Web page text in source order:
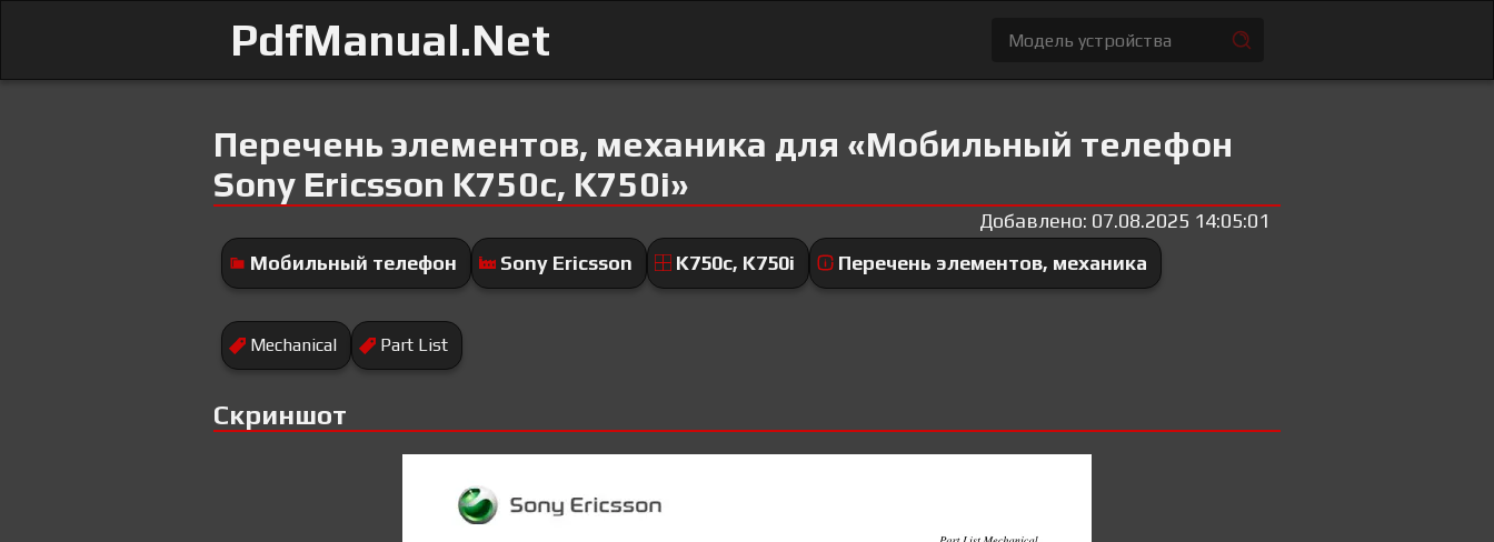
PdfManual.Net
Перечень элементов, механика для «Мобильный телефон
Sony Ericsson K750c, K750i»
Добавлено: 07.08.2025 14:05:01
Мобильный телефон
Sony Ericsson K750c, K750i Перечень элементов, механика
Mechanical Part List
Скриншот